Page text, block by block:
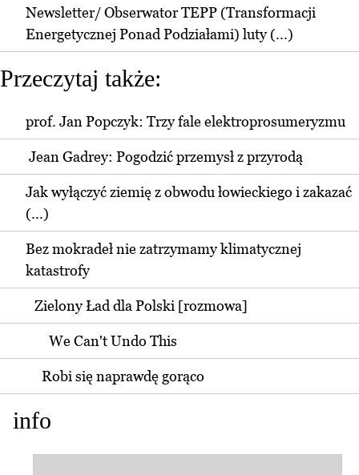
Newsletter/ Obserwator TEPP (Transformacji
Energetycznej Ponad Podziałami) luty (...)
Przeczytaj także:
prof. Jan Popczyk: Trzy fale elektroprosumeryzmu
Jean Gadrey: Pogodzić przemysł z przyrodą
Jak wyłączyć ziemię z obwodu łowieckiego i zakazać
(...)
Bez mokradeł nie zatrzymamy klimatycznej
katastrofy
Zielony Ład dla Polski [rozmowa]
We Can't Undo This
Robi się naprawdę gorąco
info